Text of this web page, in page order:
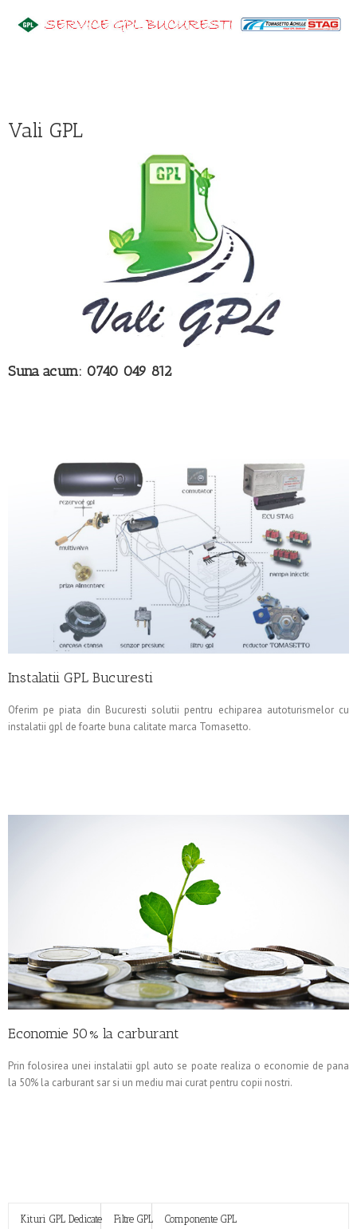
Vali GPL
Suna acum: 0740 049 812
Instalatii GPL Bucuresti
Oferim pe piata din Bucuresti solutii pentru echiparea autoturismelor cu
instalatii gpl de foarte buna calitate marca Tomasetto.
Economie 50% la carburant
Prin folosirea unei instalatii gpl auto se poate realiza o economie de pana
la 50% la carburant sar si un mediu mai curat pentru copii nostri.
Kituri GPL Dedicate Filtre GPL Componente GPL